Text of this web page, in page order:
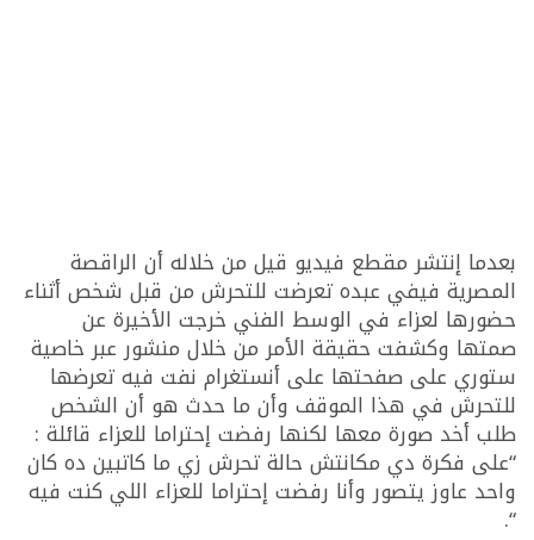
بعدما إنتشر مقطع فيديو قيل من خلاله أن الراقصة
المصرية فيفي عبده تعرضت للتحرش من قبل شخص أثناء
حضورها لعزاء في الوسط الفني خرجت الأخيرة عن
صمتها وكشفت حقيقة الأمر من خلال منشور عبر خاصية
ستوري على صفحتها على أنستغرام نفت فيه تعرضها
للتحرش في هذا الموقف وأن ما حدث هو أن الشخص
طلب أخد صورة معها لكنها رفضت إحتراما للعزاء قائلة :
“على فكرة دي مكانتش حالة تحرش زي ما كاتبين ده كان
واحد عاوز يتصور وأنا رفضت إحتراما للعزاء اللي كنت فيه
“.